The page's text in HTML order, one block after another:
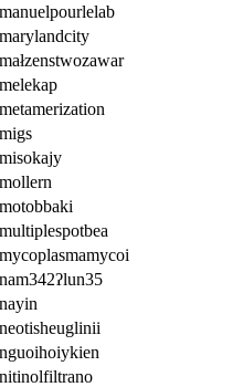
manuelpourlelab
marylandcity
małzenstwozawar
melekap
metamerization
migs
misokajy
mollern
motobbaki
multiplespotbea
mycoplasmamycoi
nam342ʔlun35
nayin
neotisheuglinii
nguoihoiykien
nitinolfiltrano